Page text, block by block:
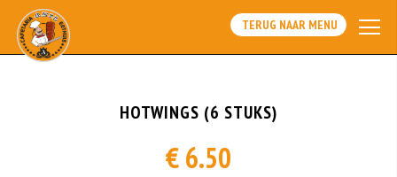
TERUG NAAR MENU
HOTWINGS (6 STUKS)
€ 6.50